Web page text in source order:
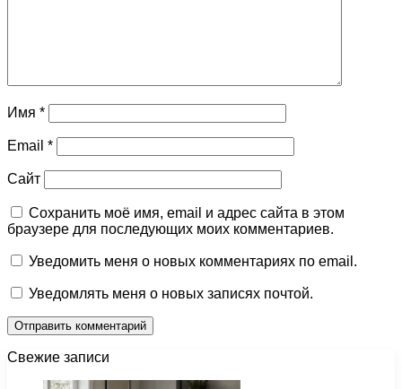
Имя *
Email *
Сайт
Сохранить моё имя, email и адрес сайта в этом
браузере для последующих моих комментариев.
Уведомить меня о новых комментариях по email.
Уведомлять меня о новых записях почтой.
Свежие записи